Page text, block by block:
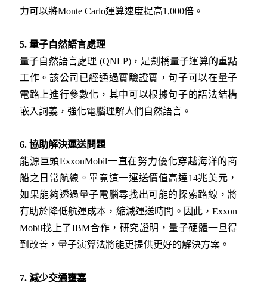
力可以將Monte Carlo運算速度提高1,000倍。
5. 量子自然語言處理
量子自然語言處理 (QNLP)，是劍橋量子運算的重點
工作。該公司已經通過實驗證實，句子可以在量子
電路上進行參數化，其中可以根據句子的語法結構
嵌入詞義，強化電腦理解人們自然語言。
6. 協助解決運送問題
能源巨頭ExxonMobil一直在努力優化穿越海洋的商
船之日常航線。畢竟這一運送價值高達14兆美元，
如果能夠透過量子電腦尋找出可能的探索路線，將
有助於降低航運成本，縮減運送時間。因此，Exxon
Mobil找上了IBM合作，研究證明，量子硬體一旦得
到改善，量子演算法將能更提供更好的解決方案。
7. 減少交通壅塞